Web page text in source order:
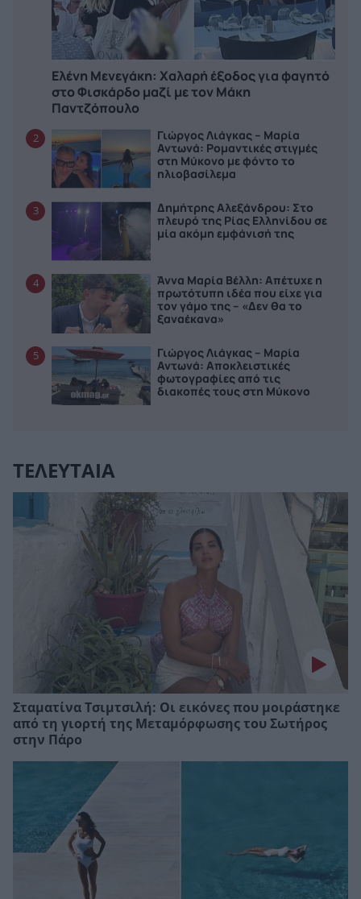
Ελένη Μενεγάκη: Χαλαρή έξοδος για φαγητό
στο Φισκάρδο μαζί με τον Μάκη
Παντζόπουλο
2
Γιώργος Λιάγκας – Μαρία
Αντωνά: Ρομαντικές στιγμές
στη Μύκονο με φόντο το
ηλιοβασίλεμα
3
Δημήτρης Αλεξάνδρου: Στο
πλευρό της Ρίας Ελληνίδου σε
μία ακόμη εμφάνισή της
4
Άννα Μαρία Βέλλη: Απέτυχε η
πρωτότυπη ιδέα που είχε για
τον γάμο της – «Δεν θα το
ξαναέκανα»
5
Γιώργος Λιάγκας – Μαρία
Αντωνά: Αποκλειστικές
φωτογραφίες από τις
διακοπές τους στη Μύκονο
ΤΕΛΕΥΤΑΙΑ
Σταματίνα Τσιμτσιλή: Οι εικόνες που μοιράστηκε
από τη γιορτή της Μεταμόρφωσης του Σωτήρος
στην Πάρο